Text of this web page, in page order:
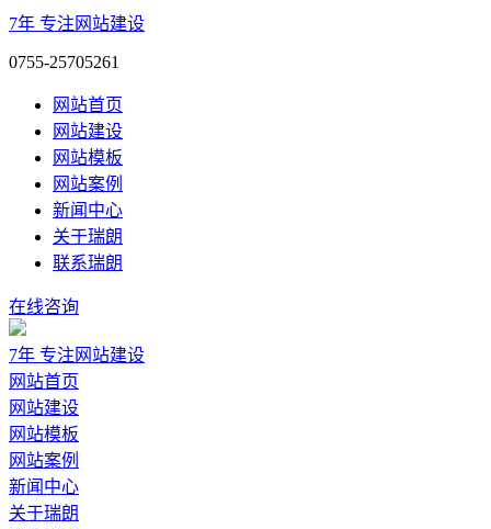
7年 专注网站建设
0755-25705261
网站首页
网站建设
网站模板
网站案例
新闻中心
关于瑞朗
联系瑞朗
在线咨询
7年 专注网站建设
网站首页
网站建设
网站模板
网站案例
新闻中心
关于瑞朗